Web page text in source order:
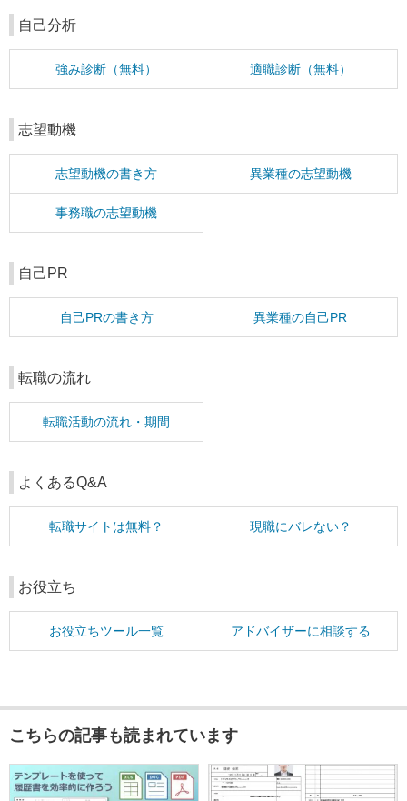
自己分析
強み診断（無料） 適職診断（無料）
志望動機
志望動機の書き方 異業種の志望動機
事務職の志望動機
自己PR
自己PRの書き方 異業種の自己PR
転職の流れ
転職活動の流れ・期間
よくあるQ&A
転職サイトは無料？ 現職にバレない？
お役立ち
お役立ちツール一覧 アドバイザーに相談する
こちらの記事も読まれています